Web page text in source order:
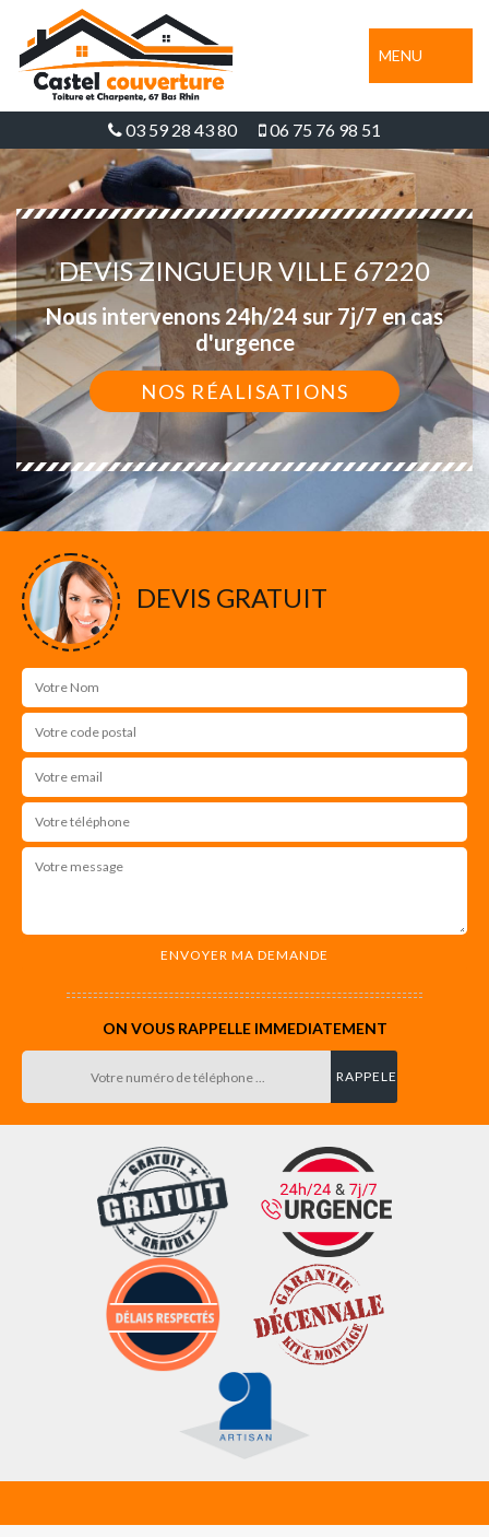
MENU
03 59 28 43 80 06 75 76 98 51
DEVIS ZINGUEUR VILLE 67220
Nous intervenons 24h/24 sur 7j/7 en cas
d'urgence
NOS RÉALISATIONS
DEVIS GRATUIT
ON VOUS RAPPELLE IMMEDIATEMENT